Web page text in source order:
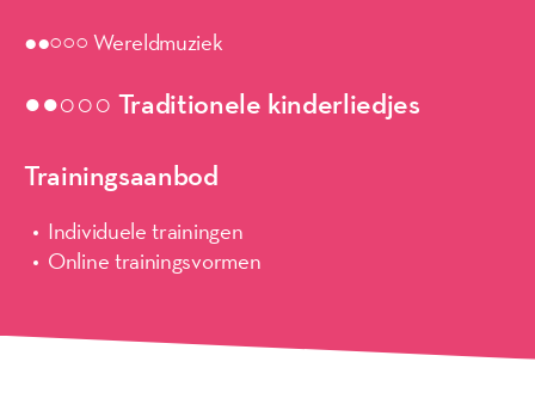
●●○○○ Wereldmuziek
●●○○○ Traditionele kinderliedjes
Trainingsaanbod
Individuele trainingen
Online trainingsvormen